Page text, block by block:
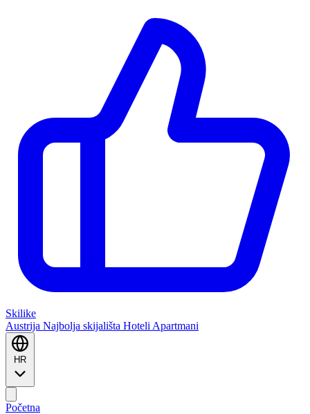
Skilike
Austrija Najbolja skijališta Hoteli Apartmani
HR
Početna